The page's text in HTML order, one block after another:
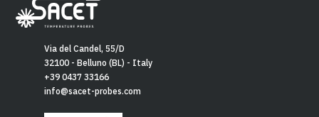
Via del Candel, 55/D
32100 - Belluno (BL) - Italy
+39 0437 33166
info@sacet-probes.com